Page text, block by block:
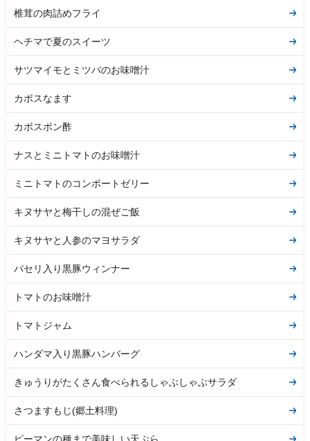
椎茸の肉詰めフライ
ヘチマで夏のスイーツ
サツマイモとミツバのお味噌汁
カボスなます
カボスポン酢
ナスとミニトマトのお味噌汁
ミニトマトのコンポートゼリー
キヌサヤと梅干しの混ぜご飯
キヌサヤと人参のマヨサラダ
パセリ入り黒豚ウィンナー
トマトのお味噌汁
トマトジャム
ハンダマ入り黒豚ハンバーグ
きゅうりがたくさん食べられるしゃぶしゃぶサラダ
さつますもじ(郷土料理)